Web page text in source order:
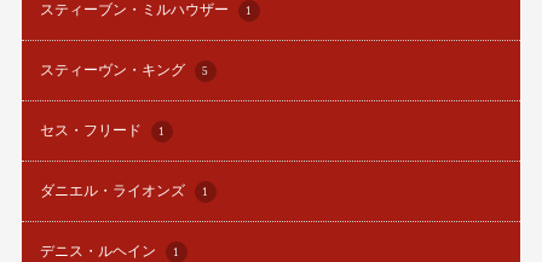
スティーブン・ミルハウザー 1
スティーヴン・キング 5
セス・フリード 1
ダニエル・ライオンズ 1
デニス・ルヘイン 1